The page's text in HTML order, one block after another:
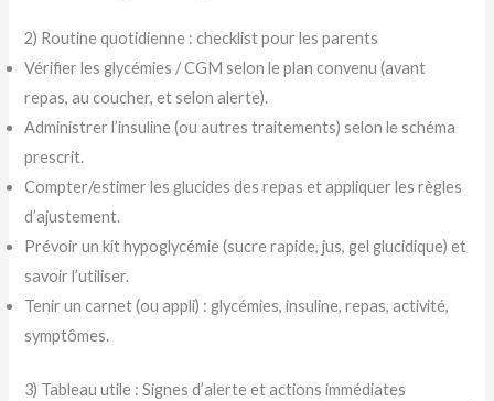
2) Routine quotidienne : checklist pour les parents
Vérifier les glycémies / CGM selon le plan convenu (avant
repas, au coucher, et selon alerte).
Administrer l’insuline (ou autres traitements) selon le schéma
prescrit.
Compter/estimer les glucides des repas et appliquer les règles
d’ajustement.
Prévoir un kit hypoglycémie (sucre rapide, jus, gel glucidique) et
savoir l’utiliser.
Tenir un carnet (ou appli) : glycémies, insuline, repas, activité,
symptômes.
3) Tableau utile : Signes d’alerte et actions immédiates